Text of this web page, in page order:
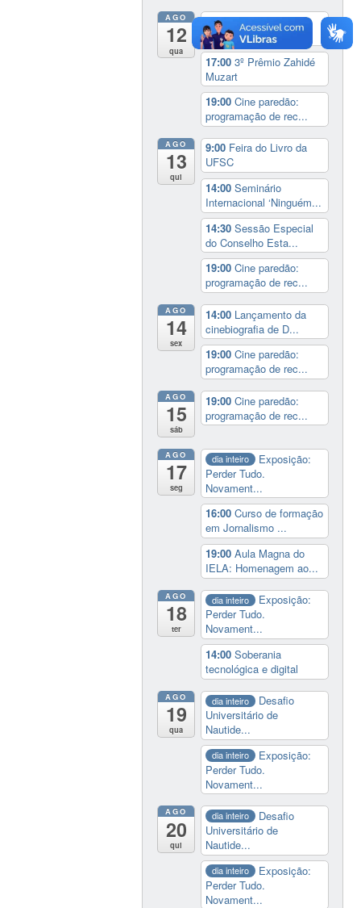
AGO
12
qua
9:00Feira do Livro da
UFSC
17:003º Prêmio Zahidé
Muzart
19:00Cine paredão:
programação de rec...
AGO
13
qui
9:00 Feira do Livro da
UFSC
14:00Seminário
Internacional ‘Ninguém...
14:30Sessão Especial
do Conselho Esta...
19:00Cine paredão:
programação de rec...
AGO
14
sex
14:00 Lançamento da
cinebiografia de D...
19:00Cine paredão:
programação de rec...
AGO
15
sáb
19:00Cine paredão:
programação de rec...
AGO
17
seg
dia inteiro
Exposição:
Perder Tudo.
Novament...
16:00Curso de formação
em Jornalismo ...
19:00Aula Magna do
IELA: Homenagem ao...
AGO
18
ter
dia inteiro
Exposição:
Perder Tudo.
Novament...
14:00Soberania
tecnológica e digital
AGO
19
qua
dia inteiro
Desafio
Universitário de
Nautide...
dia inteiro
Exposição:
Perder Tudo.
Novament...
AGO
20
qui
dia inteiro
Desafio
Universitário de
Nautide...
dia inteiro
Exposição:
Perder Tudo.
Novament...